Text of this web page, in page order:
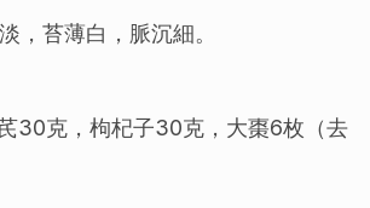
，苔薄白，脈沉細。
30克，枸杞子30克，大棗6枚（去